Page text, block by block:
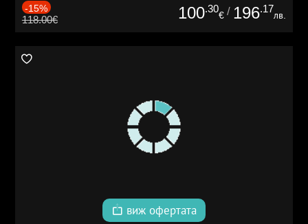
-15%
118.00€ 100.30
€ / 196.17
лв.
виж офертата